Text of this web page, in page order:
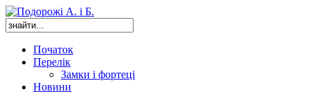
Початок
Перелік
Замки і фортеці
Новини